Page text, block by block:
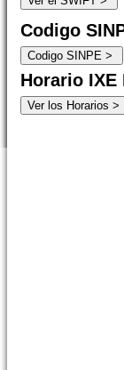
Codigo
Horario IXE